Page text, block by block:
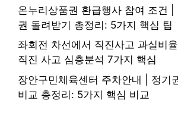
온누리상품권 환급행사 참여 조건 |
권 돌려받기 총정리: 5가지 핵심 팁
좌회전 차선에서 직진사고 과실비
직진 사고 심층분석 7가지 핵심
장안구민체육센터 주차안내 | 정기
비교 총정리: 5가지 핵심 비교